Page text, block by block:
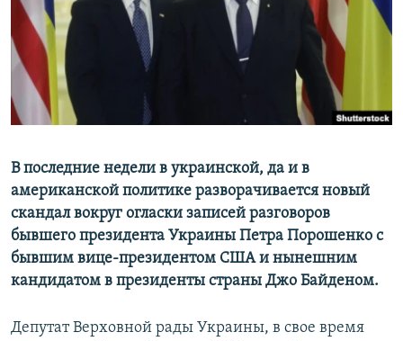
ПОБЕДИТЕЛЕЙ НЕ СУДЯТ?
КРЫМ.НЕПОКОРЕННЫЙ
ELIFBE
УКРАИНСКАЯ ПРОБЛЕМА КРЫМА
ПРИСОЕДИНЯЙТЕСЬ!
В последние недели в украинской, да и в
американской политике разворачивается новый
скандал вокруг огласки записей разговоров
бывшего президента Украины Петра Порошенко с
бывшим вице-президентом США и нынешним
кандидатом в президенты страны Джо Байденом.
Депутат Верховной рады Украины, в свое время